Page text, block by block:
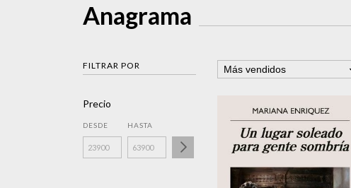
Anagrama
FILTRAR POR
Precio
DESDE HASTA